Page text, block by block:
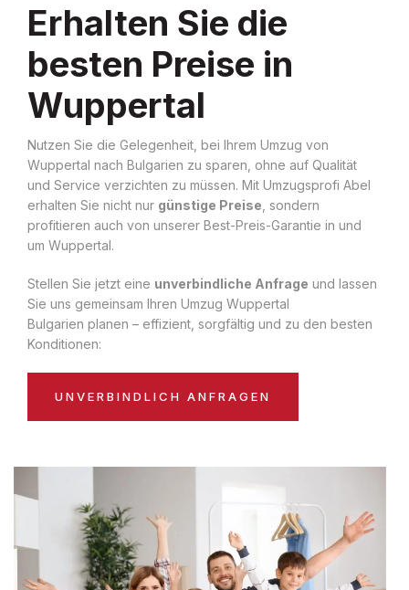
Erhalten Sie die
besten Preise in
Wuppertal
Nutzen Sie die Gelegenheit, bei Ihrem Umzug von
Wuppertal nach Bulgarien zu sparen, ohne auf Qualität
und Service verzichten zu müssen. Mit Umzugsprofi Abel
erhalten Sie nicht nur günstige Preise , sondern
profitieren auch von unserer Best-Preis-Garantie in und
um Wuppertal.
Stellen Sie jetzt eine unverbindliche Anfrage und lassen
Sie uns gemeinsam Ihren Umzug Wuppertal
Bulgarien planen – effizient, sorgfältig und zu den besten
Konditionen:
UNVERBINDLICH ANFRAGEN